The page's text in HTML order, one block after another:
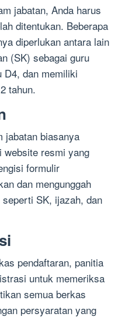
jabatan, Anda harus
ditentukan. Beberapa
diperlukan antara lain
(SK) sebagai guru
D4, dan memiliki
tahun.
jabatan biasanya
website resmi yang
formulir
dan mengunggah
SK, ijazah, dan
pendaftaran, panitia
untuk memeriksa
semua berkas
persyaratan yang